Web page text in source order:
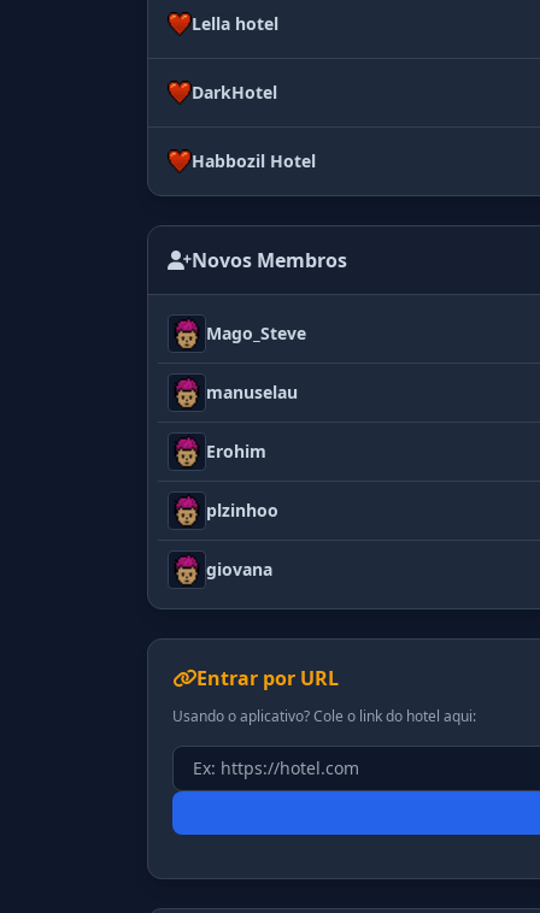
Lella hotel
DarkHotel
Habbozil Hotel
Novos Membros
Mago_Steve
manuselau
Erohim
plzinhoo
giovana
Entrar por URL
Usando o aplicativo? Cole o link do hotel aqui: